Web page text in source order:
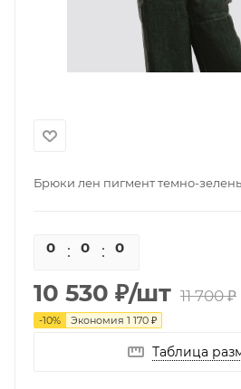
Брюки лен пигмент темно-
0 0 0
10 530 ₽/шт 11 700₽
-10% Экономия 1 170 ₽
Таблица